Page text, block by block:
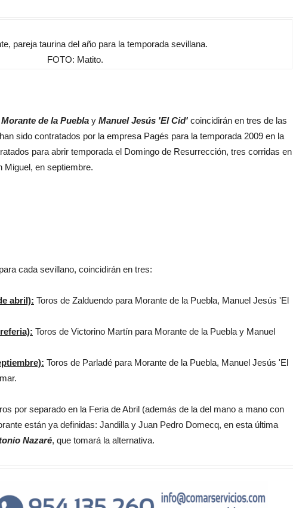
pareja taurina del año para la temporada sevillana.
FOTO: Matito.
Morante de la Puebla y Manuel Jesús 'El Cid' coincidirán en tres de las
sido contratados por la empresa Pagés para la temporada 2009 en la
para abrir temporada el Domingo de Resurrección, tres corridas en
Miguel, en septiembre.
cada sevillano, coincidirán en tres:
abril): Toros de Zalduendo para Morante de la Puebla, Manuel Jesús 'El
Toros de Victorino Martín para Morante de la Puebla y Manuel
Toros de Parladé para Morante de la Puebla, Manuel Jesús 'El
por separado en la Feria de Abril (además de la del mano a mano con
están ya definidas: Jandilla y Juan Pedro Domecq, en esta última
Nazaré, que tomará la alternativa.